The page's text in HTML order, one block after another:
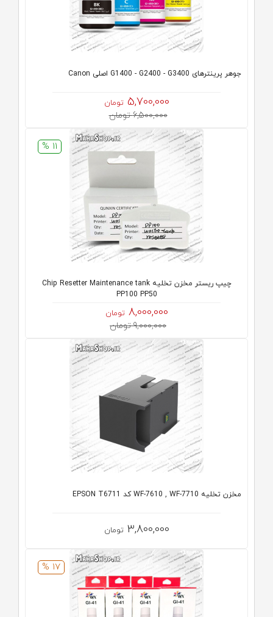
جوهر پرینترهای G1400 - G2400 - G3400 اصلی Canon
5,700,000 تومان
6,500,000 تومان
11 %
چیپ ریستر مخزن تخلیه Chip Resetter Maintenance tank
PP100 PP50
8,000,000 تومان
9,000,000 تومان
مخزن تخلیه WF-7610 , WF-7710 کد EPSON T6711
3,800,000 تومان
17 %